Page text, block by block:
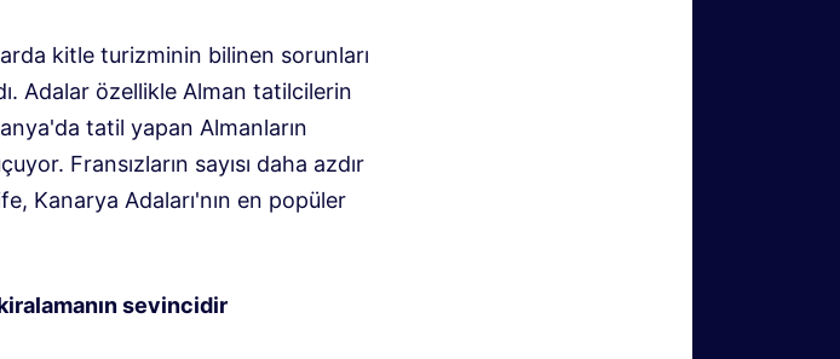
kitle turizminin bilinen sorunları
Adalar özellikle Alman tatilcilerin
tatil yapan Almanların
Fransızların sayısı daha azdır
Kanarya Adaları'nın en popüler
sevincidir